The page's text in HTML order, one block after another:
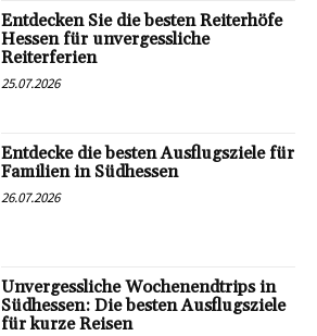
Entdecken Sie die besten Reiterhöfe
Hessen für unvergessliche
Reiterferien
25.07.2026
Entdecke die besten Ausflugsziele für
Familien in Südhessen
26.07.2026
Unvergessliche Wochenendtrips in
Südhessen: Die besten Ausflugsziele
für kurze Reisen